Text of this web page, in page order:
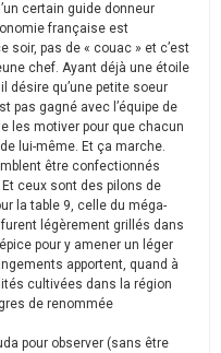
certain guide donneur
française est
soir, pas de « couac » et c’est
chef. Ayant déjà une étoile
désire qu’une petite soeur
pas gagné avec l’équipe de
les motiver pour que chacun
lui-même. Et ça marche.
être confectionnés
ceux sont des pilons de
la table 9, celle du méga-
légèrement grillés dans
pour y amener un léger
apportent, quand à
cultivées dans la région
de renommée
pour observer (sans être